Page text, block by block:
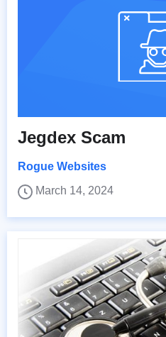
Jegdex Scam
Rogue Websites
March 14, 2024